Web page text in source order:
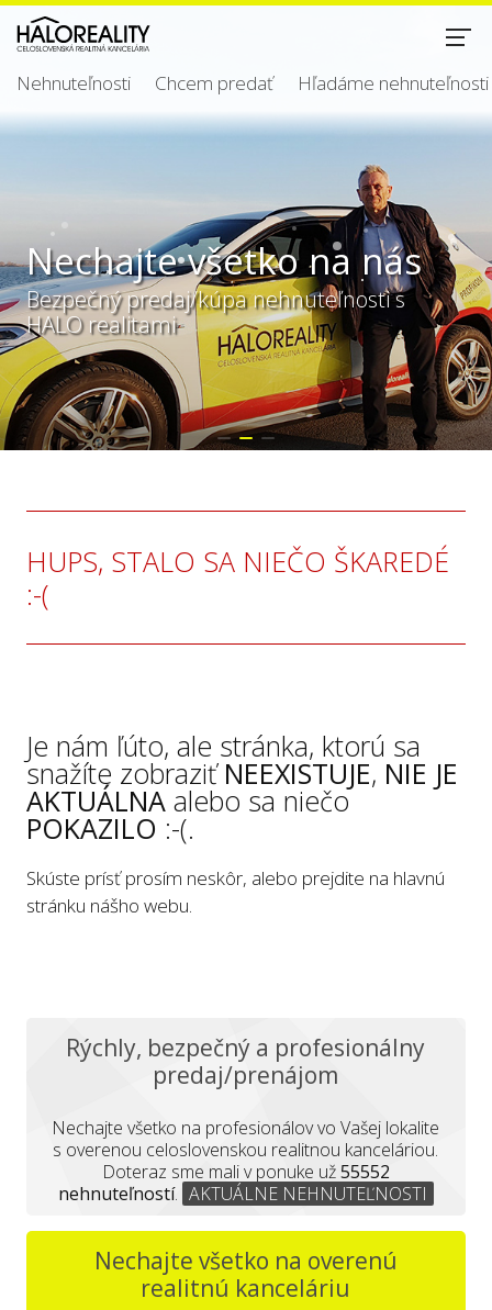
Nehnuteľnosti Chcem predať Hľadáme nehnuteľnosti
Nechajte všetko na nás
Bezpečný predaj/kúpa nehnuteľnosti s
HALO realitami
HUPS, STALO SA NIEČO ŠKAREDÉ
:-(
Je nám ľúto, ale stránka, ktorú sa
snažíte zobraziť NEEXISTUJE, NIE JE
AKTUÁLNAalebo sa niečo
POKAZILO :-(.
Skúste prísť prosím neskôr, alebo prejdite na hlavnú
stránku nášho webu.
Rýchly, bezpečný a profesionálny
predaj/prenájom
Nechajte všetko na profesionálov vo Vašej lokalite
s overenou celoslovenskou realitnou kanceláriou.
Doteraz sme mali v ponuke už55552
nehnuteľností. AKTUÁLNE NEHNUTEĽNOSTI
Nechajte všetko na overenú
realitnú kanceláriu